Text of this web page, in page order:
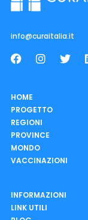
info@curaitalia.it
HOME
PROGETTO
REGIONI
PROVINCE
MONDO
VACCINAZIONI
INFORMAZIONI
LINK UTILI